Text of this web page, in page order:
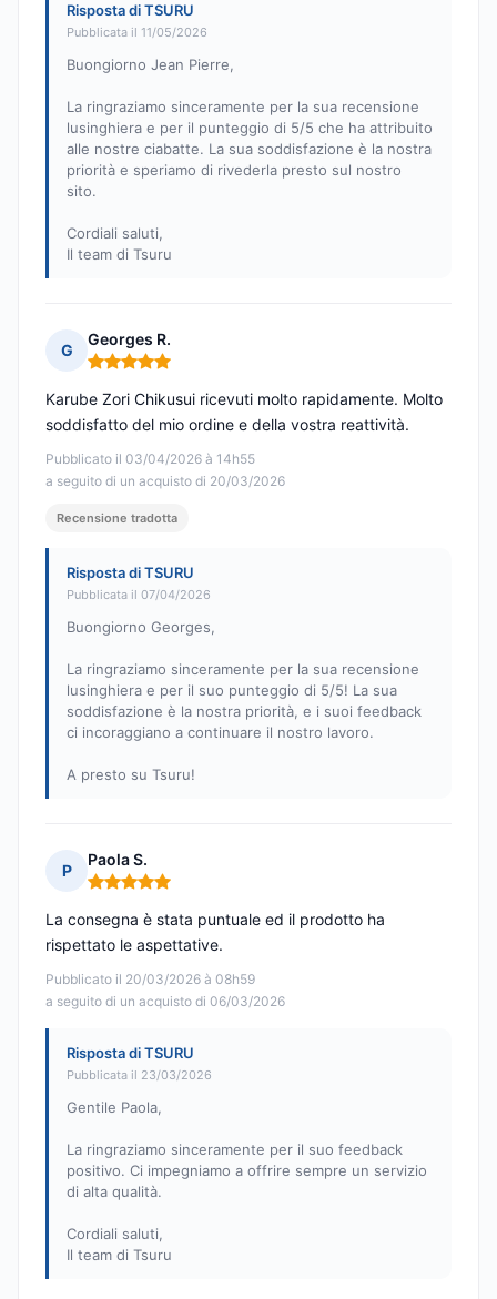
Risposta di TSURU
Pubblicata il 11/05/2026
Buongiorno Jean Pierre,
La ringraziamo sinceramente per la sua recensione
lusinghiera e per il punteggio di 5/5 che ha attribuito
alle nostre ciabatte. La sua soddisfazione è la nostra
priorità e speriamo di rivederla presto sul nostro
sito.
Cordiali saluti,
Il team di Tsuru
G
Georges R.
Nota: 5 su 5
Pubblicato il 03/04/2026 à 14h55
a seguito di un acquisto di 20/03/2026
Karube Zori Chikusui ricevuti molto rapidamente. Molto
soddisfatto del mio ordine e della vostra reattività.
Recensione tradotta
Risposta di TSURU
Pubblicata il 07/04/2026
Buongiorno Georges,
La ringraziamo sinceramente per la sua recensione
lusinghiera e per il suo punteggio di 5/5! La sua
soddisfazione è la nostra priorità, e i suoi feedback
ci incoraggiano a continuare il nostro lavoro.
A presto su Tsuru!
P
Paola S.
Nota: 5 su 5
Pubblicato il 20/03/2026 à 08h59
a seguito di un acquisto di 06/03/2026
La consegna è stata puntuale ed il prodotto ha
rispettato le aspettative.
Risposta di TSURU
Pubblicata il 23/03/2026
Gentile Paola,
La ringraziamo sinceramente per il suo feedback
positivo. Ci impegniamo a offrire sempre un servizio
di alta qualità.
Cordiali saluti,
Il team di Tsuru